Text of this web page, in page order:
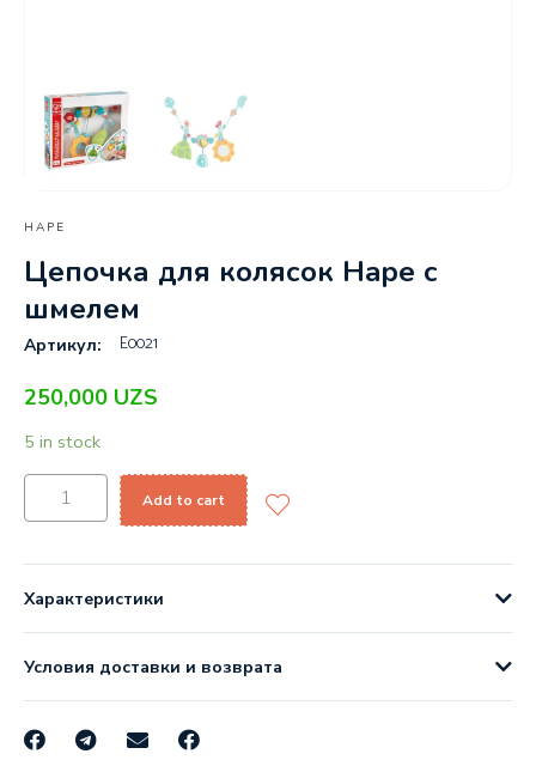
HAPE
Цепочка для колясок Hape с
шмелем
Артикул: E0021
250,000 UZS
5 in stock
Add to cart
Характеристики
Условия доставки и возврата